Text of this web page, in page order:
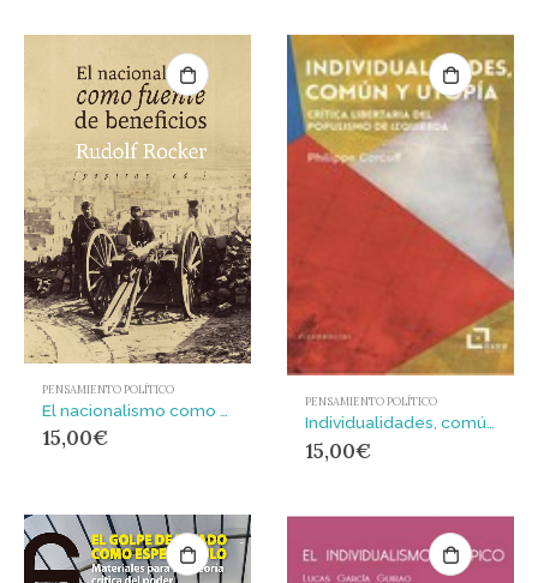
PENSAMIENTO POLÍTICO
15,00€
PENSAMIENTO POLÍTICO
15,00€